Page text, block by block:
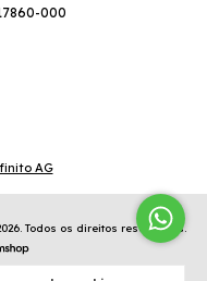
000
AG
Todos os direitos reservados.